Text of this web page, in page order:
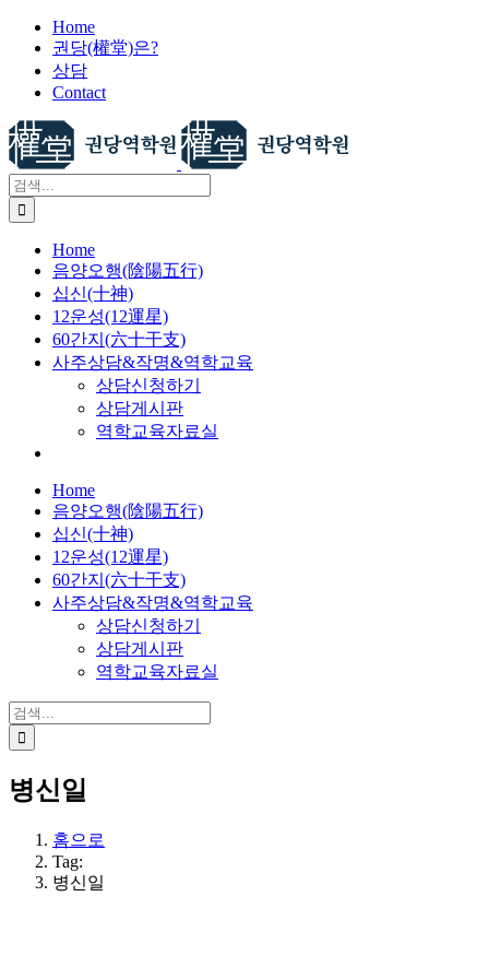
건
너
뛰
기
Home
권당(權堂)은?
상담
Contact
검
색:
Home
음양오행(陰陽五行)
십신(十神)
12운성(12運星)
60간지(六十干支)
사주상담&작명&역학교육
상담신청하기
상담게시판
역학교육자료실
Home
음양오행(陰陽五行)
십신(十神)
12운성(12運星)
60간지(六十干支)
사주상담&작명&역학교육
상담신청하기
상담게시판
역학교육자료실
검
색:
병신일
홈으로
Tag:
병신일